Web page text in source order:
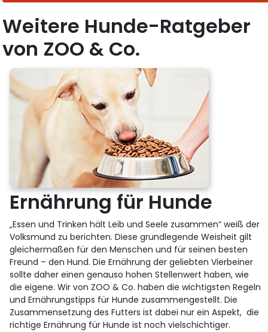
Weitere Hunde-Ratgeber
von ZOO & Co.
Ernährung für Hunde
„Essen und Trinken hält Leib und Seele zusammen“ weiß der
Volksmund zu berichten. Diese grundlegende Weisheit gilt
gleichermaßen für den Menschen und für seinen besten
Freund – den Hund. Die Ernährung der geliebten Vierbeiner
sollte daher einen genauso hohen Stellenwert haben, wie
die eigene. Wir von ZOO & Co. haben die wichtigsten Regeln
und Ernährungstipps für Hunde zusammengestellt. Die
Zusammensetzung des Futters ist dabei nur ein Aspekt, die
richtige Ernährung für Hunde ist noch vielschichtiger.